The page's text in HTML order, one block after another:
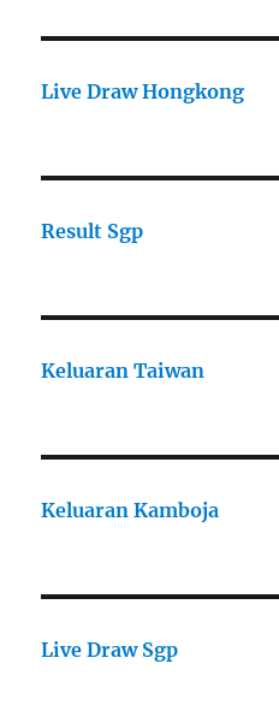
Live Draw Hongkong
Result Sgp
Keluaran Taiwan
Keluaran Kamboja
Live Draw Sgp